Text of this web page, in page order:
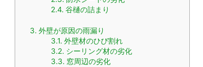
2.4. 谷樋の詰まり
3. 外壁が原因の雨漏り
3.1. 外壁材のひび割れ
3.2. シーリング材の劣化
3.3. 窓周辺の劣化